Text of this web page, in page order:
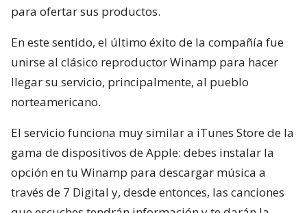
para ofertar sus productos.
En este sentido, el último éxito de la compañía fue
unirse al clásico reproductor Winamp para hacer
llegar su servicio, principalmente, al pueblo
norteamericano.
El servicio funciona muy similar a iTunes Store de la
gama de dispositivos de Apple: debes instalar la
opción en tu Winamp para descargar música a
través de 7 Digital y, desde entonces, las canciones